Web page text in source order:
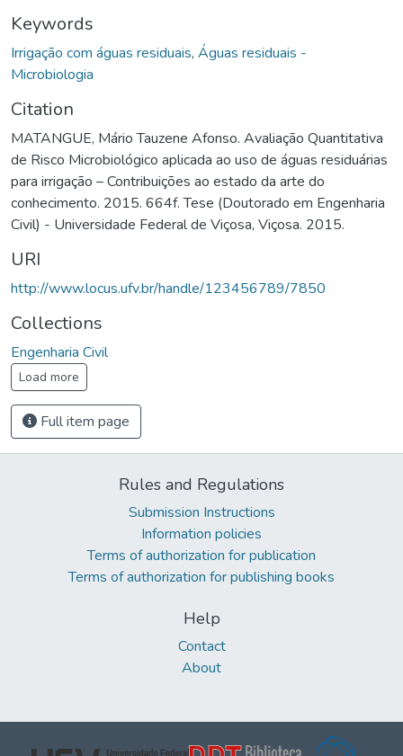
Keywords
Irrigação com águas residuais, Águas residuais -
Microbiologia
Citation
MATANGUE, Mário Tauzene Afonso. Avaliação Quantitativa
de Risco Microbiológico aplicada ao uso de águas residuárias
para irrigação – Contribuições ao estado da arte do
conhecimento. 2015. 664f. Tese (Doutorado em Engenharia
Civil) - Universidade Federal de Viçosa, Viçosa. 2015.
URI
http://www.locus.ufv.br/handle/123456789/7850
Collections
Engenharia Civil
Load more
Full item page
Rules and Regulations
Submission Instructions
Information policies
Terms of authorization for publication
Terms of authorization for publishing books
Help
Contact
About